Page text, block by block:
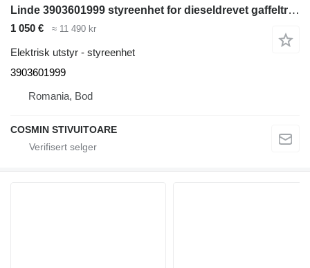
Linde 3903601999 styreenhet for dieseldrevet gaffeltruck
1 050 € ≈ 11 490 kr
Elektrisk utstyr - styreenhet
3903601999
Romania, Bod
COSMIN STIVUITOARE